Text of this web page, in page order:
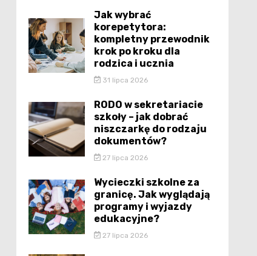
Jak wybrać
korepetytora:
kompletny przewodnik
krok po kroku dla
rodzica i ucznia
31 lipca 2026
RODO w sekretariacie
szkoły – jak dobrać
niszczarkę do rodzaju
dokumentów?
27 lipca 2026
Wycieczki szkolne za
granicę. Jak wyglądają
programy i wyjazdy
edukacyjne?
27 lipca 2026